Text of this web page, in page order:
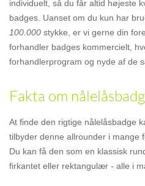
individuelt, så du får altid højeste
badges. Uanset om du kun har
100.000 stykke, er vi gerne din
forhandler badges kommercielt,
forhandlerprogram og nyde af de
Fakta om
At finde den rigtige nålelåsbadge
tilbyder denne allrounder i mange
Du kan få den som en klassisk
firkantet eller rektangulær - alle i